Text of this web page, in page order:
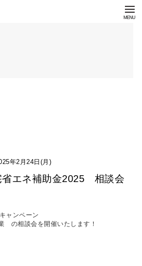
年2月24日(月)
省エネ補助金2025 相談会
ャンペーン
の相談会を開催いたします！